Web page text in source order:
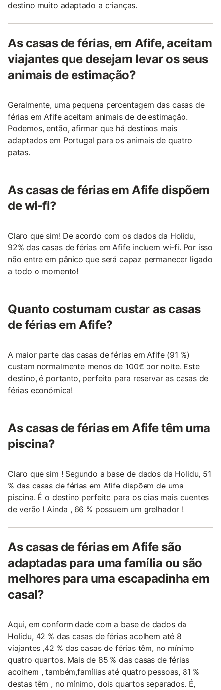
destino muito adaptado a crianças.
As casas de férias, em Afife, aceitam
viajantes que desejam levar os seus
animais de estimação?
Geralmente, uma pequena percentagem das casas de
férias em Afife aceitam animais de de estimação.
Podemos, então, afirmar que há destinos mais
adaptados em Portugal para os animais de quatro
patas.
As casas de férias em Afife dispõem
de wi-fi?
Claro que sim! De acordo com os dados da Holidu,
92% das casas de férias em Afife incluem wi-fi. Por isso
não entre em pânico que será capaz permanecer ligado
a todo o momento!
Quanto costumam custar as casas
de férias em Afife?
A maior parte das casas de férias em Afife (91 %)
custam normalmente menos de 100€ por noite. Este
destino, é portanto, perfeito para reservar as casas de
férias económica!
As casas de férias em Afife têm uma
piscina?
Claro que sim ! Segundo a base de dados da Holidu, 51
% das casas de férias em Afife dispõem de uma
piscina. É o destino perfeito para os dias mais quentes
de verão ! Ainda , 66 % possuem um grelhador !
As casas de férias em Afife são
adaptadas para uma família ou são
melhores para uma escapadinha em
casal?
Aqui, em conformidade com a base de dados da
Holidu, 42 % das casas de férias acolhem até 8
viajantes ,42 % das casas de férias têm, no mínimo
quatro quartos. Mais de 85 % das casas de férias
acolhem , também,famílias até quatro pessoas, 81 %
destas têm , no mínimo, dois quartos separados. É,